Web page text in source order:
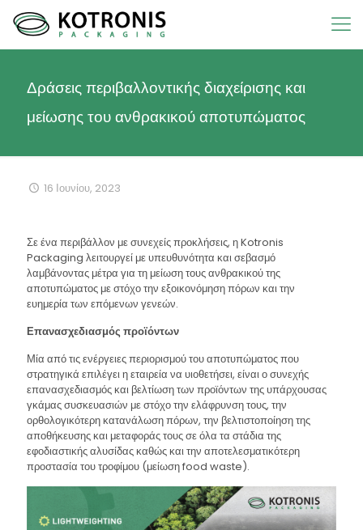
Δράσεις περιβαλλοντικής διαχείρισης και
μείωσης του ανθρακικού αποτυπώματος
16 Ιουνίου, 2023
Σε ένα περιβάλλον με συνεχείς προκλήσεις, η Kotronis
Packaging λειτουργεί με υπευθυνότητα και σεβασμό
λαμβάνοντας μέτρα για τη μείωση τους ανθρακικού της
αποτυπώματος με στόχο την εξοικονόμηση πόρων και την
ευημερία των επόμενων γενεών.
Επανασχεδιασμός προϊόντων
Μία από τις ενέργειες περιορισμού του αποτυπώματος που
στρατηγικά επιλέγει η εταιρεία να υιοθετήσει, είναι ο συνεχής
επανασχεδιασμός και βελτίωση των προϊόντων της υπάρχουσας
γκάμας συσκευασιών με στόχο την ελάφρυνση τους, την
ορθολογικότερη κατανάλωση πόρων, την βελτιστοποίηση της
αποθήκευσης και μεταφοράς τους σε όλα τα στάδια της
εφοδιαστικής αλυσίδας καθώς και την αποτελεσματικότερη
προστασία του τροφίμου (μείωση food waste).